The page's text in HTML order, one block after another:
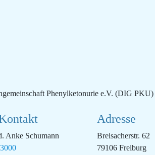
Phenylketonurie e.V. (DIG PKU)
Anke Schumann
Adresse
Breisacherstr. 62
79106 Freiburg